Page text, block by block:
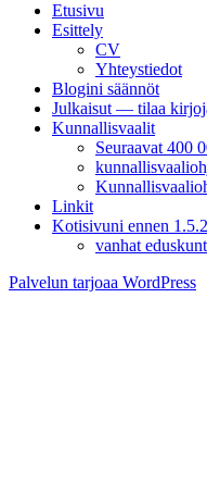
Etusivu
Esittely
CV
Yhteystiedot
Blogini säännöt
Julkaisut — tilaa
Kunnallisvaalit
Seuraavat 400
Linkit
Kotisivuni ennen
vanhat
Palvelun tarjoaa WordPress